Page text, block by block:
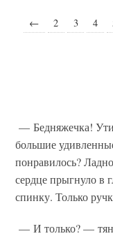
← 2 3 4
— Бедняжечка!
большие
понравилось?
сердце прыгнуло в
спинку. Только
— И только? —